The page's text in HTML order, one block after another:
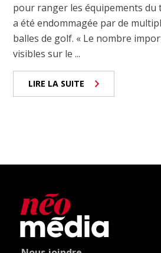
pour ranger les équipements du
a été endommagée par de
balles de golf. « Le nombre
visibles sur le ...
LIRE LA SUITE